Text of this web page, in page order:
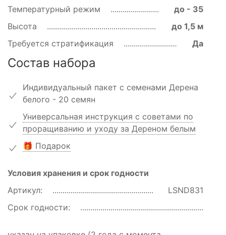
Температурный режим
до - 35
Высота
до 1,5 м
Требуется стратификация
Да
Состав набора
Индивидуальный пакет с семенами Дерена
белого - 20 семян
Универсальная инструкция с советами по
проращиванию и уходу за Дереном белым
🎁 Подарок
Условия хранения и срок годности
Артикул:
LSND831
Срок годности: